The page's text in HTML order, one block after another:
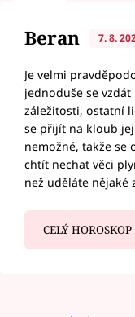
Beran 7. 8.
Je velmi
jednoduše se
záležitosti, ostatní
se přijít na kloub
nemožné, takže se
chtít nechat věci
než uděláte nějaké
CELÝ